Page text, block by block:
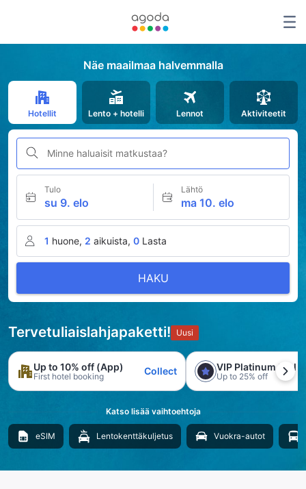
Näe maailmaa halvemmalla
Hotellit Lento + hotelli Lennot Aktiviteetit
Minne haluaisit matkustaa?
Tulo
su 9. elo
Lähtö
ma 10. elo
1 huone, 2 aikuista, 0 Lasta
HAKU
Tervetuliaislahjapaketti! Uusi
Up to 10% off (App)
First hotel booking Collect VIP Platinum trial
Up to 25% off
Katso lisää vaihtoehtoja
eSIM Lentokenttäkuljetus Vuokra-autot